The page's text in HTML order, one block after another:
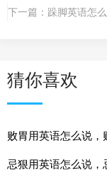
下一篇： 跺脚英语怎
猜你喜欢
败胃用英语怎么说，
忌狠用英语怎么说，